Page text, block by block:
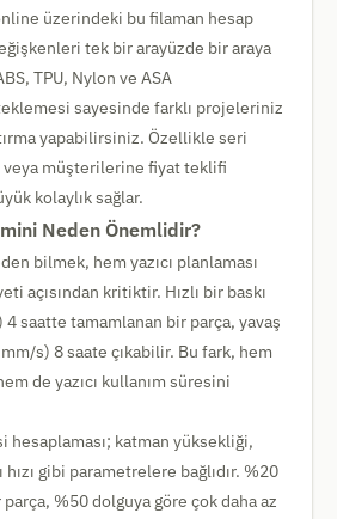
üzerindeki bu filaman hesap
tek bir arayüzde bir araya
TPU, Nylon ve ASA
sayesinde farklı projeleriniz
yapabilirsiniz. Özellikle seri
müşterilerine fiyat teklifi
kolaylık sağlar.
Neden Önemlidir?
bilmek, hem yazıcı planlaması
açısından kritiktir. Hızlı bir baskı
saatte tamamlanan bir parça, yavaş
s) 8 saate çıkabilir. Bu fark, hem
de yazıcı kullanım süresini
hesaplaması; katman yüksekliği,
hızı gibi parametrelere bağlıdır. %20
%50 dolguya göre çok daha az